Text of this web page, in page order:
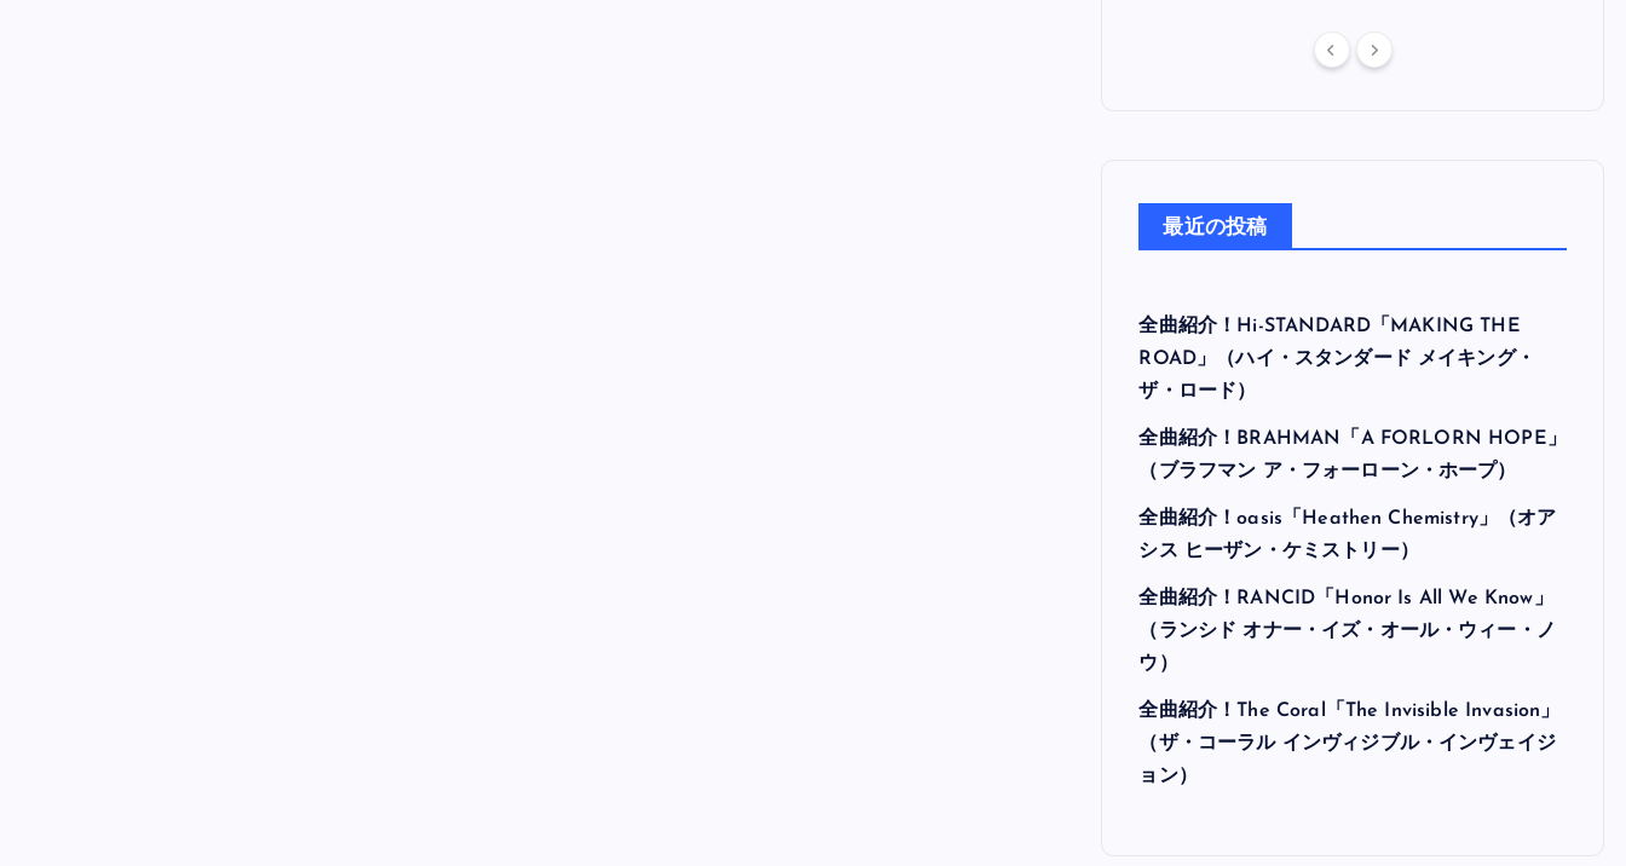
最近の投稿
全曲紹介！Hi-STANDARD「MAKING THE
ROAD」（ハイ・スタンダード メイキング・
ザ・ロード）
全曲紹介！BRAHMAN「A FORLORN HOPE」
（ブラフマン ア・フォーローン・ホープ）
全曲紹介！oasis「Heathen Chemistry」（オア
シス ヒーザン・ケミストリー）
全曲紹介！RANCID「Honor Is All We Know」
（ランシド オナー・イズ・オール・ウィー・ノ
ウ）
全曲紹介！The Coral「The Invisible Invasion」
（ザ・コーラル インヴィジブル・インヴェイジ
ョン）